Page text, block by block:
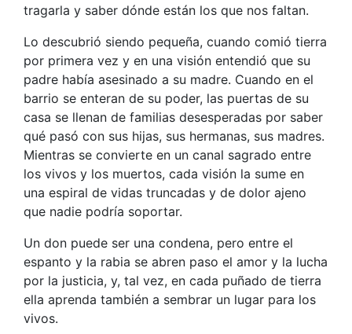
tragarla y saber dónde están los que nos faltan.
Lo descubrió siendo pequeña, cuando comió tierra
por primera vez y en una visión entendió que su
padre había asesinado a su madre. Cuando en el
barrio se enteran de su poder, las puertas de su
casa se llenan de familias desesperadas por saber
qué pasó con sus hijas, sus hermanas, sus madres.
Mientras se convierte en un canal sagrado entre
los vivos y los muertos, cada visión la sume en
una espiral de vidas truncadas y de dolor ajeno
que nadie podría soportar.
Un don puede ser una condena, pero entre el
espanto y la rabia se abren paso el amor y la lucha
por la justicia, y, tal vez, en cada puñado de tierra
ella aprenda también a sembrar un lugar para los
vivos.